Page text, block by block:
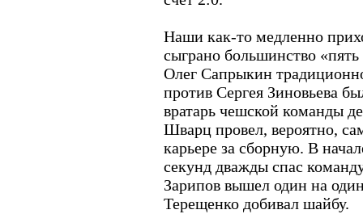
Наши как-то медленно
сыграно большинство
Олег Сапрыкин
против Сергея Зиновьева
вратарь чешской команды
Шварц провел, вероятно,
карьере за сборную. В
секунд дважды спас
Зарипов вышел один на
Терещенко добивал шайбу.